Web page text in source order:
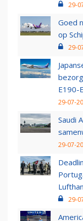
29-
Goed
op
29-
E190-
29-07-
Saudi
29-07-
29-